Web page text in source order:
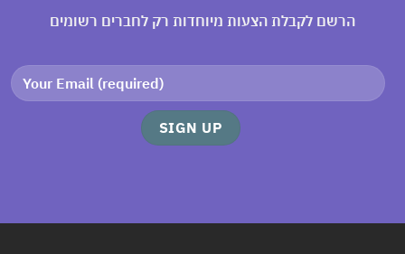
הרשם לקבלת הצעות מיוחדות רק לחברים רשומים